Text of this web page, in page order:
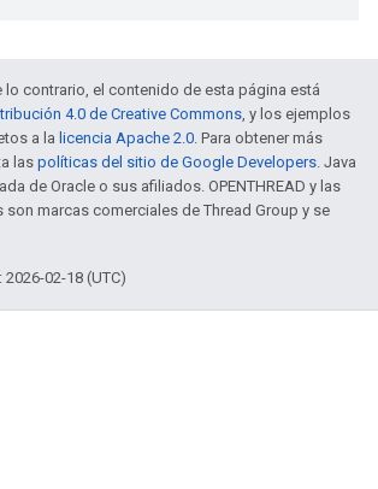
lo contrario, el contenido de esta página está
4.0 de Creative Commons, y los ejemplos
a la licencia Apache 2.0. Para obtener más
las políticas del sitio de Google Developers. Java
de Oracle o sus afiliados. OPENTHREAD y las
marcas comerciales de Thread Group y se
02-18 (UTC)